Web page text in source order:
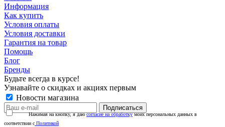
Информация
Как купить
Условия оплаты
Условия доставки
Гарантия на товар
Помощь
Блог
Бренды
Будьте всегда в курсе!
Узнавайте о скидках и акциях первым
Новости магазина
Нажимая на кнопку, я даюсогласие на обработкумоих персональных данных в
соответствии с Политикой